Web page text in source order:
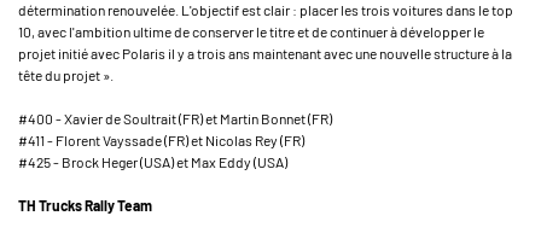
détermination renouvelée. L'objectif est clair : placer les trois voitures dans le top
10, avec l'ambition ultime de conserver le titre et de continuer à développer le
projet initié avec Polaris il y a trois ans maintenant avec une nouvelle structure à la
tête du projet ».
#400 - Xavier de Soultrait (FR) et Martin Bonnet (FR)
#411 - Florent Vayssade (FR) et Nicolas Rey (FR)
#425 - Brock Heger (USA) et Max Eddy (USA)
TH Trucks Rally Team